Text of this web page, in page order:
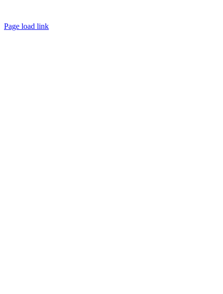
Page load link